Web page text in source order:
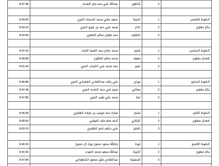
3
شاهين عبدالله علي حمد جابر العذبه 9:47:48
الشوط الخامس 1 الذيبة سعيد بطي محمد الحسناء المري
9:43:03
بكار مفتوح
2 انذار محمد علي حمد بن قريع المري
9:43:14
3
الطايف حمد نهيان سالم العامري 9:44:46
الشوط السادس 1 شايم محمد صالح حمد القمرا النابت
9:47:10
قعدان مفتوح
2 مخوف محمد سالم الفاتوح
9:49:88
3
ضيم حمد محمد علي الشراب المري 9:51:44
الشوط السابع 1 ميراج علي راشد عبدالهادي الغفراني المري
9:46:86
بكار مفتوح
2 معالي خجيم علي حمد العذبه المري
9:47:48
3
غبة محمد علي مثيب المري 9:47:86
الشوط الثامن 1 شجاع مبارك حمد تريحيب بن نايفه الهاجري
9:45:40
قعدان مفتوح
2 الزناتي أحمد مطر ماجد الخييلي
9:45:64
3
الفايز علي دلهم ناصر الهاجري 9:53:70
الشوط التاسع 1 خيرة جارالله سعيد صميخ بريك ال صميخ
9:40:33
بكار مفتوح
2 الذيبة عبدالله سعيد محمد العيده
9:41:63
3
الجميلية عبدالهادي خليل منصور الشهواني 9:47:58